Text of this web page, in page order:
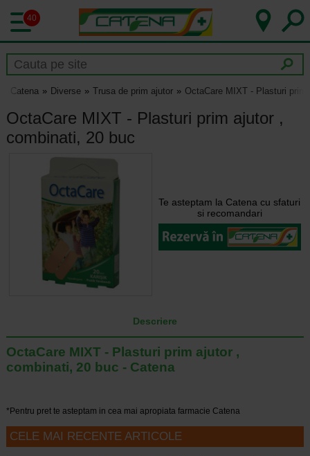
40
Catena Diverse Trusa de prim ajutor OctaCare MIXT - Plasturi
OctaCare MIXT - Plasturi prim ajutor ,
combinati, 20 buc
Te asteptam la Catena cu sfaturi
si recomandari
Descriere
OctaCare MIXT - Plasturi prim ajutor ,
combinati, 20 buc - Catena
*Pentru pret te asteptam in cea mai apropiata farmacie Catena
CELE MAI RECENTE ARTICOLE